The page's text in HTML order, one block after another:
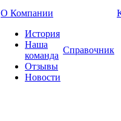
О Компании
История
Наша
команда
Отзывы
Новости
Справочник